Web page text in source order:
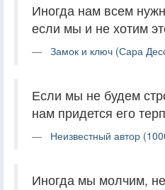
Иногда нам всем
если мы и не хотим
Замок и ключ (Сара
Если мы не будем
нам придется его
Неизвестный автор
Иногда мы молчим,